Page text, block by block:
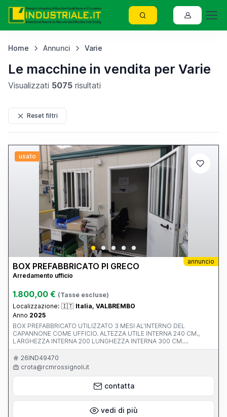
Home Annunci Varie
Le macchine in vendita per Varie
Visualizzati 5075 risultati
Reset filtri
usato
annuncio
BOX PREFABBRICATO PI GRECO
Arredamento ufficio
1.800,00 € (Tasse escluse)
Localizzazione: 🇮🇹 Italia, VALBREMBO
Anno 2025
BOX PREFABBRICATO UTILIZZATO 3 MESI AL'INTERNO DEL
CAPANNONE COME UFFICIO. ALTEZZA UTILE INTERNA 240 CM.,
LARGHEZZA INTERNA 200 LUNGHEZZA INTERNA 300 CM.
COMPLETO DI PLAFONIERA LED, PAVIMENTO E QUADRO ELETTRCIO
INTERNO E PRESA ESTERNA
26IND49470
crota@rcmrossignoli.it
contatta
vedi di più